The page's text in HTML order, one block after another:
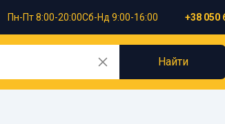
Пн-Пт 8:00-20:00Сб-Нд 9:00-16:00 +38 050
Найти